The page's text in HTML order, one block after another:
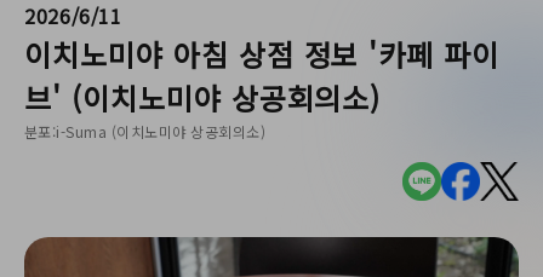
2026/6/11
이치노미야 아침 상점 정보 '카페 파이
브' (이치노미야 상공회의소)
분포:i-Suma (이치노미야 상공회의소)